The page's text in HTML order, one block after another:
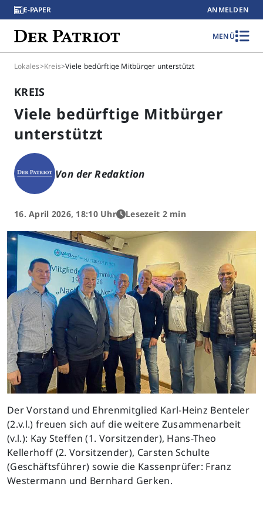
E-PAPER ANMELDEN
MENÜ
Lokales>Kreis>Viele bedürftige Mitbürger unterstützt
KREIS
Viele bedürftige Mitbürger
unterstützt
Von der Redaktion
16. April 2026, 18:10 Uhr Lesezeit 2 min
Der Vorstand und Ehrenmitglied Karl-Heinz Benteler
(2.v.l.) freuen sich auf die weitere Zusammenarbeit
(v.l.): Kay Steffen (1. Vorsitzender), Hans-Theo
Kellerhoff (2. Vorsitzender), Carsten Schulte
(Geschäftsführer) sowie die Kassenprüfer: Franz
Westermann und Bernhard Gerken.